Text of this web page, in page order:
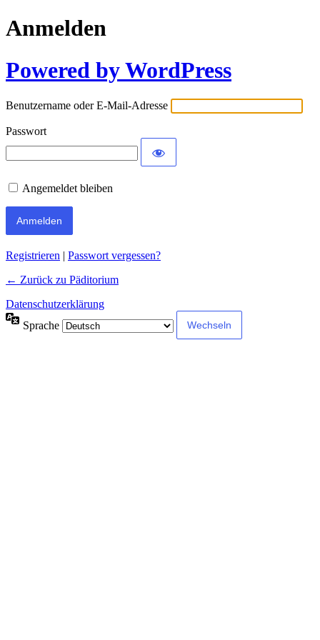
Anmelden
Powered by WordPress
Benutzername oder E-Mail-Adresse
Passwort
Angemeldet bleiben
Registrieren | Passwort vergessen?
← Zurück zu Päditorium
Datenschutzerklärung
Sprache